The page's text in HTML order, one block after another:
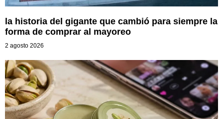
la historia del gigante que cambió para siempre la
forma de comprar al mayoreo
2 agosto 2026